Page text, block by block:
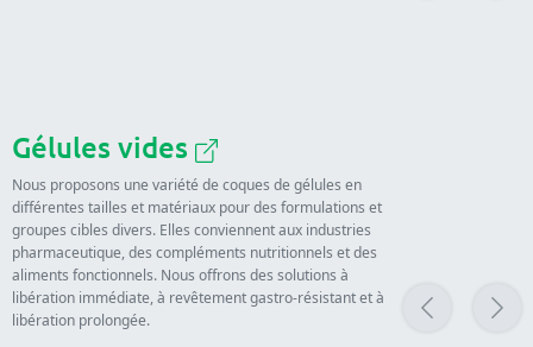
Gélules vides
Nous proposons une variété de coques de gélules en
différentes tailles et matériaux pour des formulations et
groupes cibles divers. Elles conviennent aux industries
pharmaceutique, des compléments nutritionnels et des
aliments fonctionnels. Nous offrons des solutions à
libération immédiate, à revêtement gastro-résistant et à
libération prolongée.